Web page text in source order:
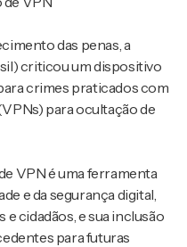
das penas, a
criticou um dispositivo
crimes praticados com
para ocultação de
VPN é uma ferramenta
e da segurança digital,
cidadãos, e sua inclusão
para futuras